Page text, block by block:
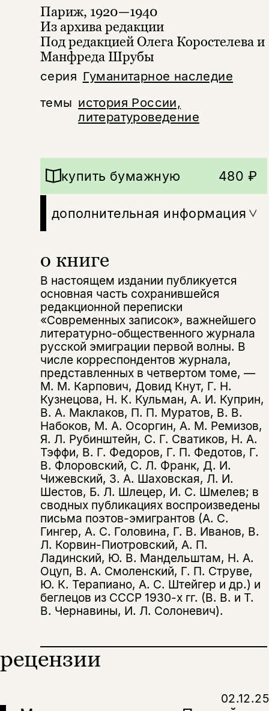
серия Гуманитарное наследие
темы история России,
литературоведение
Париж, 1920—1940
Из архива редакции
Под редакцией Олега Коростелева и
Манфреда Шрубы
о книге
В настоящем издании публикуется
основная часть сохранившейся
редакционной переписки
«Современных записок», важнейшего
литературно-общественного журнала
русской эмиграции первой волны. В
числе корреспондентов журнала,
представленных в четвертом томе, —
М. М. Карпович, Довид Кнут, Г. Н.
Кузнецова, Н. К. Кульман, А. И. Куприн,
В. А. Маклаков, П. П. Муратов, В. В.
Набоков, М. А. Осоргин, А. М. Ремизов,
Я. Л. Рубинштейн, С. Г. Сватиков, Н. А.
Тэффи, В. Г. Федоров, Г. П. Федотов, Г.
В. Флоровский, С. Л. Франк, Д. И.
Чижевский, З. А. Шаховская, Л. И.
Шестов, Б. Л. Шлецер, И. С. Шмелев; в
сводных публикациях воспроизведены
письма поэтов-эмигрантов (А. С.
Гингер, А. С. Головина, Г. В. Иванов, В.
Л. Корвин-Пиотровский, А. П.
Ладинский, Ю. В. Мандельштам, Н. А.
Оцуп, В. А. Смоленский, Г. П. Струве,
Ю. К. Терапиано, А. С. Штейгер и др.) и
беглецов из СССР 1930-х гг. (В. В. и Т.
В. Чернавины, И. Л. Солоневич).
купить бумажную 480 ₽
дополнительная информация
рецензии
02.12.25
Подписка на рассылку
Раз в неделю мы отправляем рассылку
о книгах и событиях «НЛО».
Политикой конфиденциальности
Этой книги временно
нет в продаже.
Вы можете подписаться на
уведомления, и при поступлении книги
на склад получить письмо на указанный
не предназначена для
несовершеннолетних